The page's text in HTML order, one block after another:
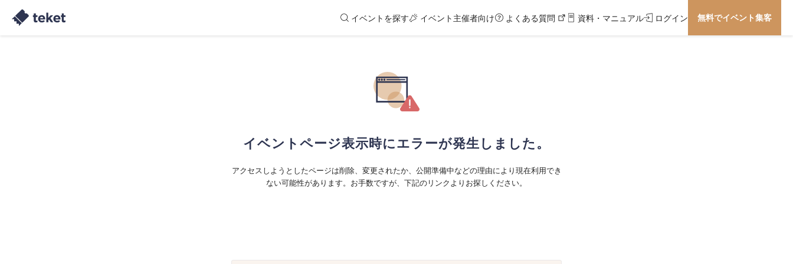
イベントを探す イベント主催者向け よくある質問 資料・マニュアル ログイン 無料でイベント集客
イベントページ表示時にエラーが発生しました。
アクセスしようとしたページは削除、変更されたか、公開準備中などの理由により現在利用でき
ない可能性があります。お手数ですが、下記のリンクよりお探しください。